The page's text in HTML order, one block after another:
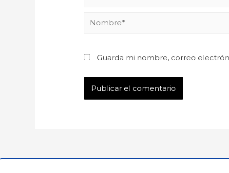
Guarda mi nombre, correo